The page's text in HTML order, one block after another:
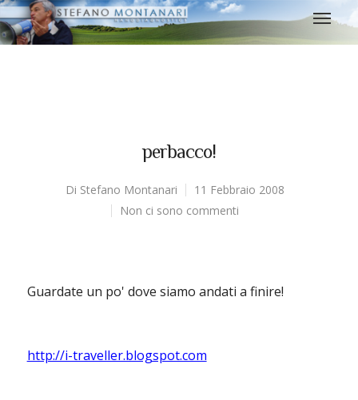
perbacco!
Di Stefano Montanari
11 Febbraio 2008
Non ci sono commenti
Guardate un po' dove siamo andati a finire!
http://i-traveller.blogspot.com